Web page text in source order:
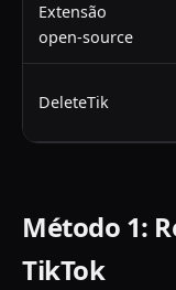
Extensão
open-source
DeleteTik
Método 1:
TikTok